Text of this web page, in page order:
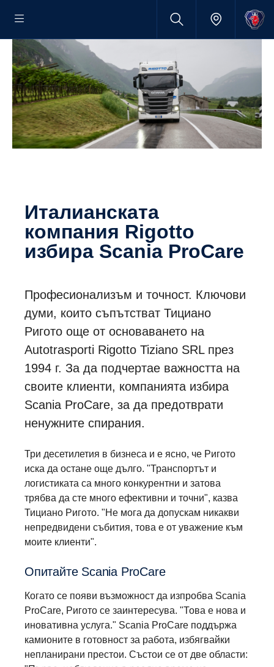
Италианската
компания Rigotto
избира Scania ProCare
Професионализъм и точност. Ключови
думи, които съпътстват Тициано
Ригото още от основаването на
Autotrasporti Rigotto Tiziano SRL през
1994 г. За да подчертае важността на
своите клиенти, компанията избира
Scania ProCare, за да предотврати
ненужните спирания.
Три десетилетия в бизнеса и е ясно, че Ригото
иска да остане още дълго. "Транспортът и
логистиката са много конкурентни и затова
трябва да сте много ефективни и точни", казва
Тициано Ригото. "Не мога да допускам никакви
непредвидени събития, това е от уважение към
моите клиенти".
Опитайте Scania ProCare
Когато се появи възможност да изпробва Scania
ProCare, Ригото се заинтересува. "Това е нова и
иновативна услуга." Scania ProCare поддържа
камионите в готовност за работа, избягвайки
непланирани престои. Състои се от две области: